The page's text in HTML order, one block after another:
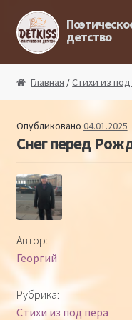
Перейти к
Перейти к
детство
Поэтический
Поэтический блог
Детская философия
Главная /Стихи из
Опубликовано 04.01.2025
Снег перед
Автор:
Георгий
Рубрика:
Стихи из под пера